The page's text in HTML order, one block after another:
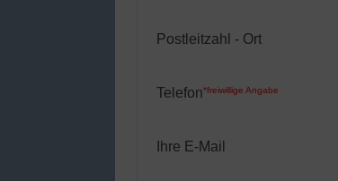
Postleitzahl - Ort
Telefon*freiwillige Angabe
Ihre E-Mail